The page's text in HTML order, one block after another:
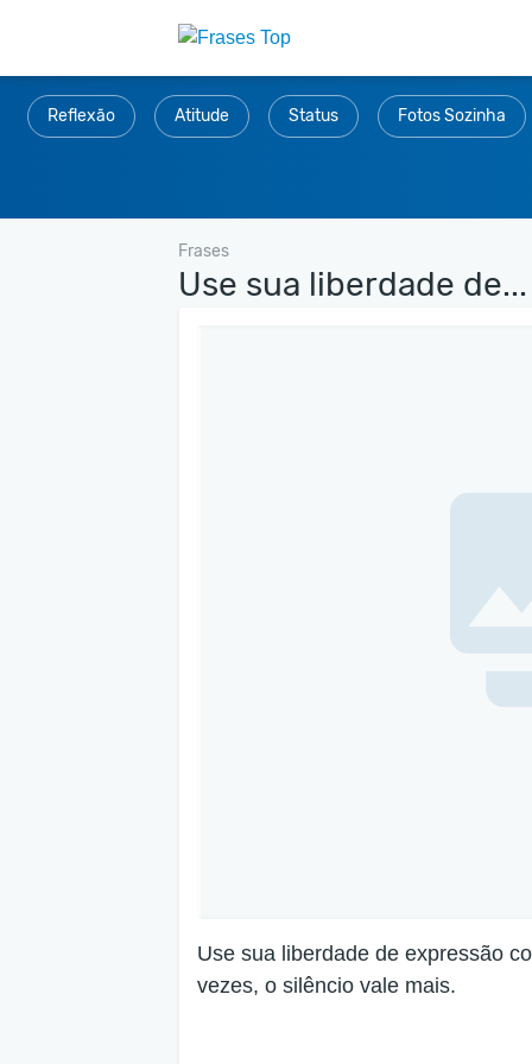
Reflexão Atitude Status Fotos Sozinha
Frases
Use sua liberdade de...
Use sua liberdade de expressão
vezes, o silêncio vale mais.